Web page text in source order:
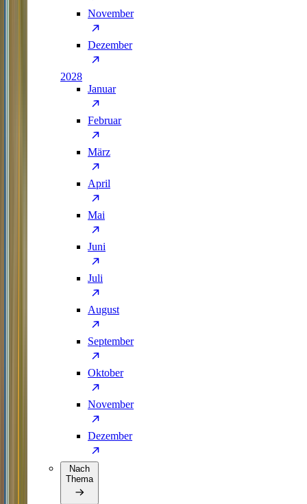
November
Dezember
2028
Januar
Februar
März
April
Mai
Juni
Juli
August
September
Oktober
November
Dezember
Nach
Thema